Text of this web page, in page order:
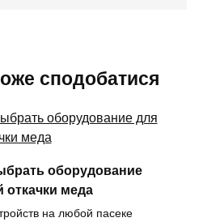
сподобатися
оборудование
меда
на любой пасеке